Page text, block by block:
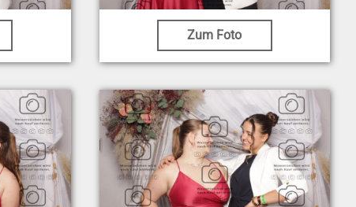
Zum Foto